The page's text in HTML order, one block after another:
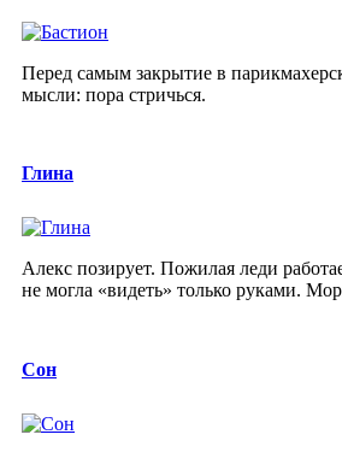
Перед самым закрытие в
мысли: пора стричься.
Глина
Алекс позирует. Пожилая леди
не могла «видеть» только руками.
Сон